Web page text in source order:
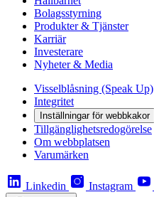
Bolagsstyrning
Produkter & Tjänster
Karriär
Investerare
Nyheter & Media
Visselblåsning (Speak Up)
Integritet
Inställningar för webbkakor
Tillgänglighetsredogörelse
Om webbplatsen
Varumärken
Linkedin Instagram